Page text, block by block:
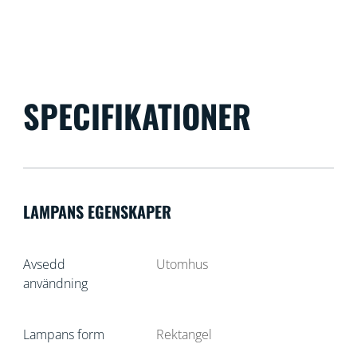
SPECIFIKATIONER
LAMPANS EGENSKAPER
Avsedd
användning
Utomhus
Lampans form Rektangel